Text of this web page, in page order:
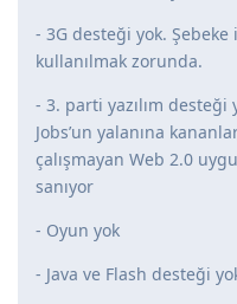
- 3G desteği yok. Şebeke
kullanılmak zorunda.
- 3. parti yazılım desteği
Jobs’un yalanına
çalışmayan Web 2.0
sanıyor
- Oyun yok
- Java ve Flash desteği